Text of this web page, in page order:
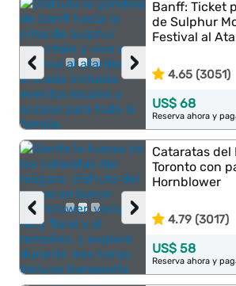
›
‹
Banff: Ticket
de Sulphur
Festival al
4.65 (3051)
US$ 68
Reserva ahora y
›
‹
Cataratas del
Toronto con
Hornblower
4.79 (3017)
US$ 58
Reserva ahora y